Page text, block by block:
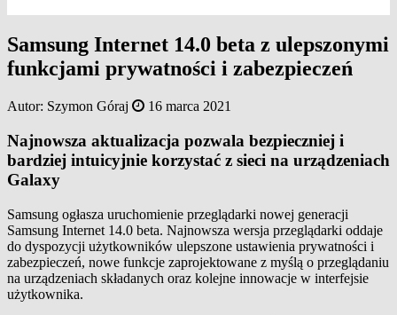
Samsung Internet 14.0 beta z ulepszonymi
funkcjami prywatności i zabezpieczeń
Autor: Szymon Góraj 16 marca 2021
Najnowsza aktualizacja pozwala bezpieczniej i
bardziej intuicyjnie korzystać z sieci na urządzeniach
Galaxy
Samsung ogłasza uruchomienie przeglądarki nowej generacji
Samsung Internet 14.0 beta. Najnowsza wersja przeglądarki oddaje
do dyspozycji użytkowników ulepszone ustawienia prywatności i
zabezpieczeń, nowe funkcje zaprojektowane z myślą o przeglądaniu
na urządzeniach składanych oraz kolejne innowacje w interfejsie
użytkownika.